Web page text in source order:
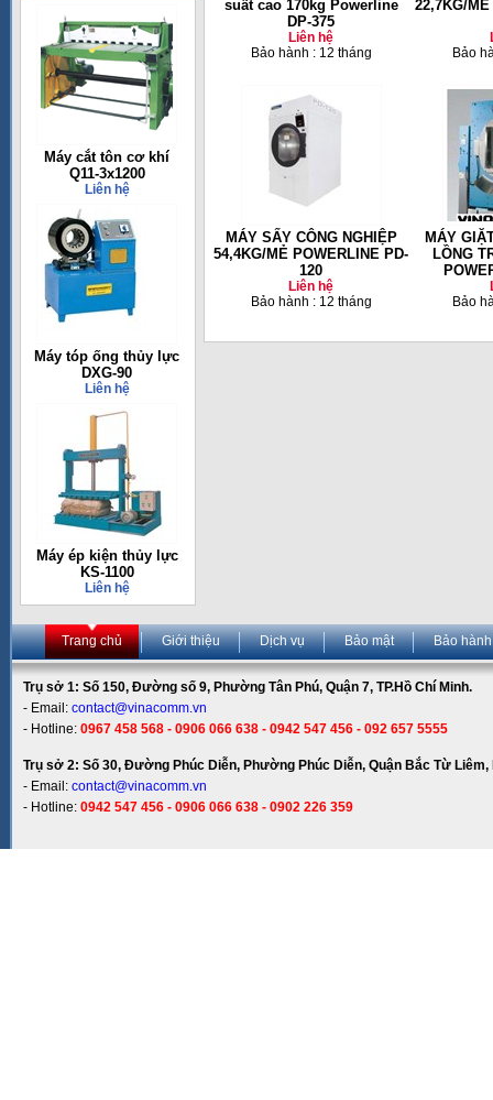
Máy cắt tôn cơ khí
Q11-3x1200
Liên hệ
Máy tóp ống thủy lực
DXG-90
Liên hệ
Máy ép kiện thủy lực
KS-1100
Liên hệ
suất cao 170kg Powerline
DP-375
Liên hệ
Bảo hành : 12 tháng
22,7KG/
Bảo
MÁY SẤY CÔNG NGHIỆP
54,4KG/MẺ POWERLINE PD-
120
Liên hệ
Bảo hành : 12 tháng
MÁY
LỒNG
Bảo
Trang chủ Giới thiệu Dịch vụ Bảo mật Bảo hành
Trụ sở 1: Số 150, Đường số 9, Phường Tân Phú, Quận 7, TP.Hồ Chí Minh.
- Email: contact@vinacomm.vn
- Hotline: 0967 458 568 - 0906 066 638 - 0942 547 456 - 092 657 5555
Trụ sở 2: Số 30, Đường Phúc Diễn, Phường Phúc Diễn, Quận Bắc Từ Liêm,
- Email: contact@vinacomm.vn
- Hotline: 0942 547 456 - 0906 066 638 - 0902 226 359